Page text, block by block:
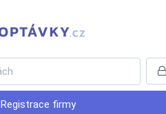
Registrace firmy